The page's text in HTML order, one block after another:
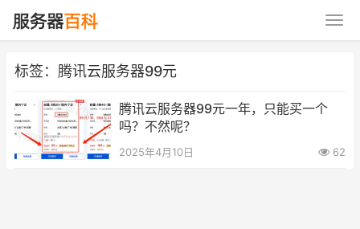
标签：腾讯云服务器99元
腾讯云服务器99元一年，只能买一个
吗？不然呢？
2025年4月10日 62